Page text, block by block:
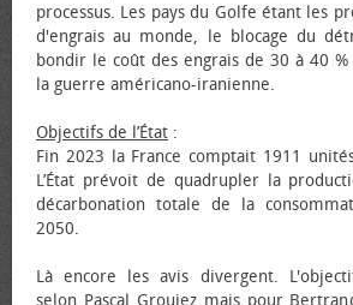
processus. Les pays du Golfe étant les
d'engrais au monde, le blocage du
bondir le coût des engrais de 30 à 40
la guerre américano-iranienne.
Objectifs de l’État :
Fin 2023 la France comptait 1911
L’État prévoit de quadrupler la
décarbonation totale de la
2050.
Là encore les avis divergent.
selon Pascal Grouiez mais pour